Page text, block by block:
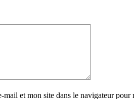
et mon site dans le navigateur pour